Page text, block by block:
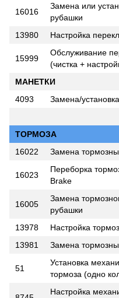
16016
Замена или
рубашки
13980 Настройка
15999
Обслуживание
(чистка +
МАНЕТКИ
4093
Замена/
ТОРМОЗА
16022
Замена
16023
Переборка
Brake
16005
Замена
рубашки
13978 Настройка
13981
Замена
51
Установка
тормоза (одно
Настройка